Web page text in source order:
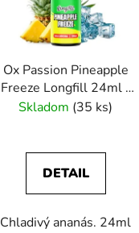
Ox Passion Pineapple
Freeze Longfill 24ml -
Oxva
Skladom (35 ks)
DETAIL
Chladivý ananás. 24ml